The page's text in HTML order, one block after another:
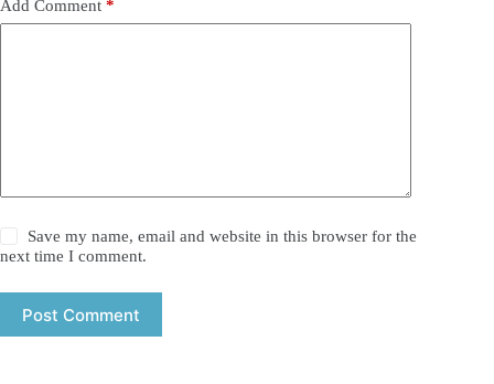
Add Comment *
Save my name, email and website in this browser for the
next time I comment.
Post Comment